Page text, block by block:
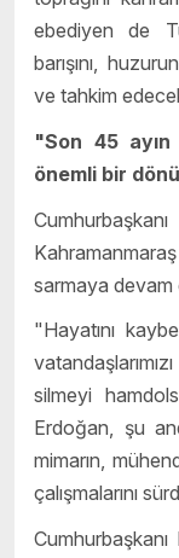
ebediyen de
barışını,
ve tahkim
"Son 45
önemli bir
sarmaya devam
"Hayatını
silmeyi
Erdoğan, şu
mimarın,
çalışmalarını